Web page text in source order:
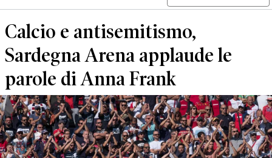
Calcio e antisemitismo,
Sardegna Arena applaude le
parole di Anna Frank